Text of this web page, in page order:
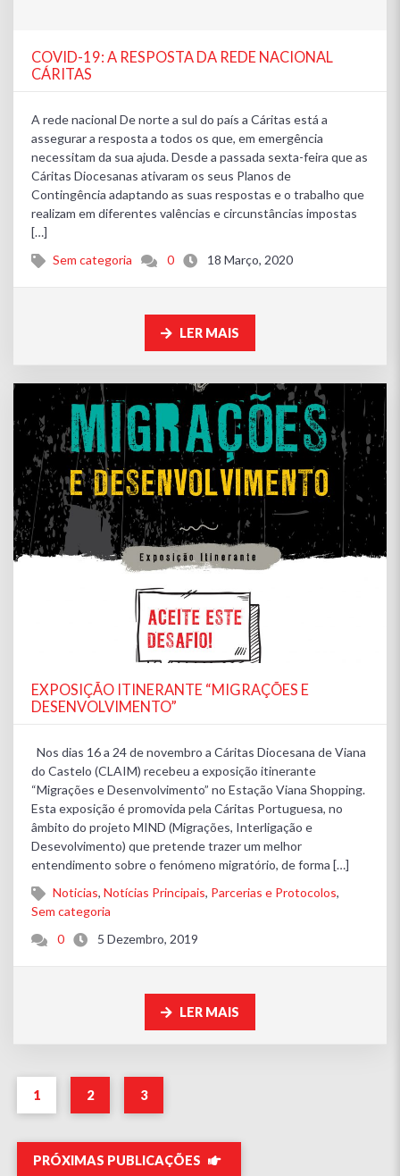
COVID-19: A RESPOSTA DA REDE NACIONAL
CÁRITAS
A rede nacional De norte a sul do país a Cáritas está a
assegurar a resposta a todos os que, em emergência
necessitam da sua ajuda. Desde a passada sexta-feira que as
Cáritas Diocesanas ativaram os seus Planos de
Contingência adaptando as suas respostas e o trabalho que
realizam em diferentes valências e circunstâncias impostas
[…]
Sem categoria
0 18 Março, 2020
LER MAIS
EXPOSIÇÃO ITINERANTE “MIGRAÇÕES E
DESENVOLVIMENTO”
Nos dias 16 a 24 de novembro a Cáritas Diocesana de Viana
do Castelo (CLAIM) recebeu a exposição itinerante
“Migrações e Desenvolvimento” no Estação Viana Shopping.
Esta exposição é promovida pela Cáritas Portuguesa, no
âmbito do projeto MIND (Migrações, Interligação e
Desevolvimento) que pretende trazer um melhor
entendimento sobre o fenómeno migratório, de forma […]
Noticias,Notícias Principais, Parcerias e Protocolos,
Sem categoria
0
5 Dezembro, 2019
LER MAIS
1 2 3
PRÓXIMAS PUBLICAÇÕES